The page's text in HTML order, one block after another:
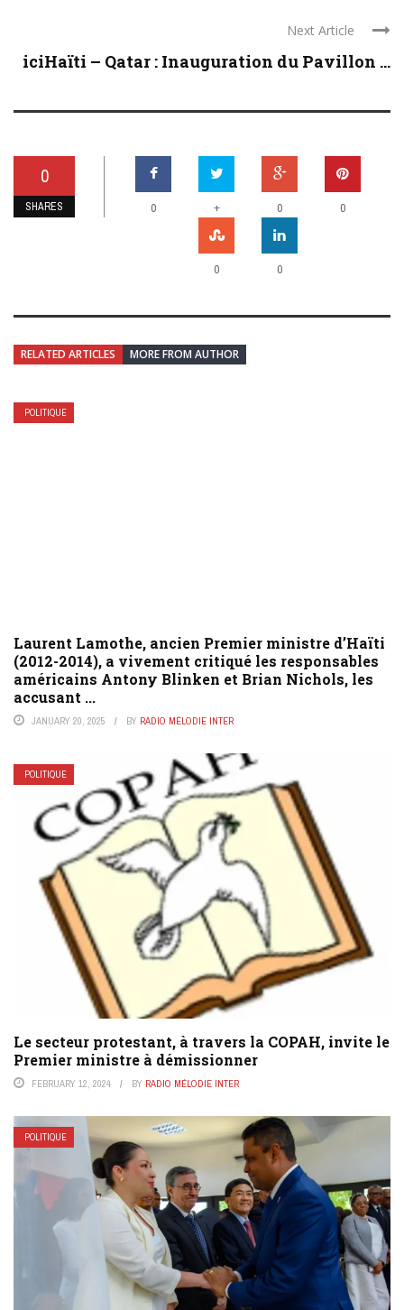
Next Article
iciHaïti – Qatar : Inauguration du Pavillon ...
0
SHARES 0 + 0 0
0 0
RELATED ARTICLES MORE FROM AUTHOR
POLITIQUE
Laurent Lamothe, ancien Premier ministre d’Haïti
(2012-2014), a vivement critiqué les responsables
américains Antony Blinken et Brian Nichols, les
accusant ...
JANUARY 20, 2025 BY RADIO MÉLODIE INTER
POLITIQUE
Le secteur protestant, à travers la COPAH, invite le
Premier ministre à démissionner
FEBRUARY 12, 2024 BY RADIO MÉLODIE INTER
POLITIQUE